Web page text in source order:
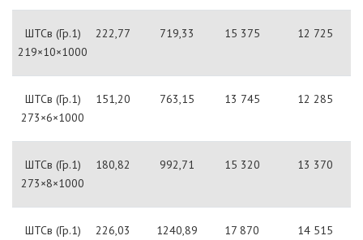
ШТСв (Гр.1)
219×10×1000
222,77 719,33 15 375 12 725
ШТСв (Гр.1)
273×6×1000
151,20 763,15 13 745 12 285
ШТСв (Гр.1)
273×8×1000
180,82 992,71 15 320 13 370
ШТСв (Гр.1)
226,03 1240,89 17 870 14 515